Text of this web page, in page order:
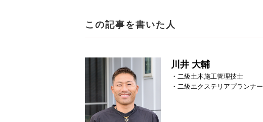
この記事を書いた人
川井 大輔
・二級土木施工管理技士
・二級エクステリアプランナー